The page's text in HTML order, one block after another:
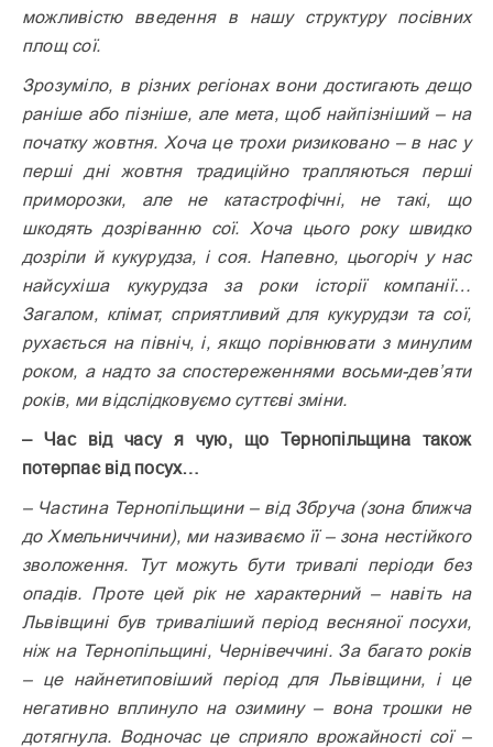
можливістю введення в нашу структуру посівних
площ сої.
Зрозуміло, в різних регіонах вони достигають дещо
раніше або пізніше, але мета, щоб найпізніший – на
початку жовтня. Хоча це трохи ризиковано – в нас у
перші дні жовтня традиційно трапляються перші
приморозки, але не катастрофічні, не такі, що
шкодять дозріванню сої. Хоча цього року швидко
дозріли й кукурудза, і соя. Напевно, цьогоріч у нас
найсухіша кукурудза за роки історії компанії…
Загалом, клімат, сприятливий для кукурудзи та сої,
рухається на північ, і, якщо порівнювати з минулим
роком, а надто за спостереженнями восьми-дев’яти
років, ми відслідковуємо суттєві зміни.
– Час від часу я чую, що Тернопіль­щина також
потерпає від посух…
– Частина Тернопільщини – від Збруча (зона ближча
до Хмельниччини), ми називаємо її – зона нестійкого
зволоження. Тут можуть бути тривалі періоди без
опадів. Проте цей рік не характерний – навіть на
Львівщині був триваліший період весняної посухи,
ніж на Тернопільщині, Чернівеччині. За багато років
– це найнетиповіший період для Львівщини, і це
негативно вплинуло на озимину – вона трошки не
дотягнула. Водночас це сприяло врожайності сої –